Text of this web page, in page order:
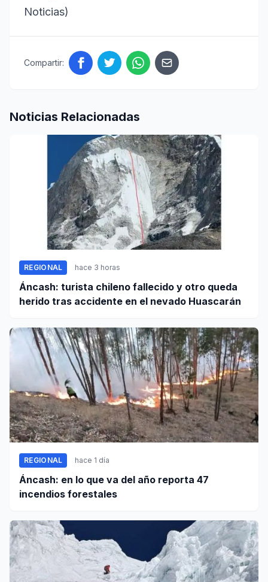
Noticias)
Compartir:
Noticias Relacionadas
REGIONAL hace 3 horas
Áncash: turista chileno fallecido y otro queda
herido tras accidente en el nevado Huascarán
REGIONAL hace 1 día
Áncash: en lo que va del año reporta 47
incendios forestales